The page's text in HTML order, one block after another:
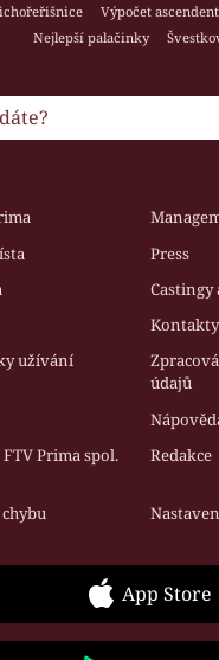
Výpočet
Nejlepší palačinky
Press
Castingy
Kontakty
užívání
údajů
Prima spol.
Redakce
App Store